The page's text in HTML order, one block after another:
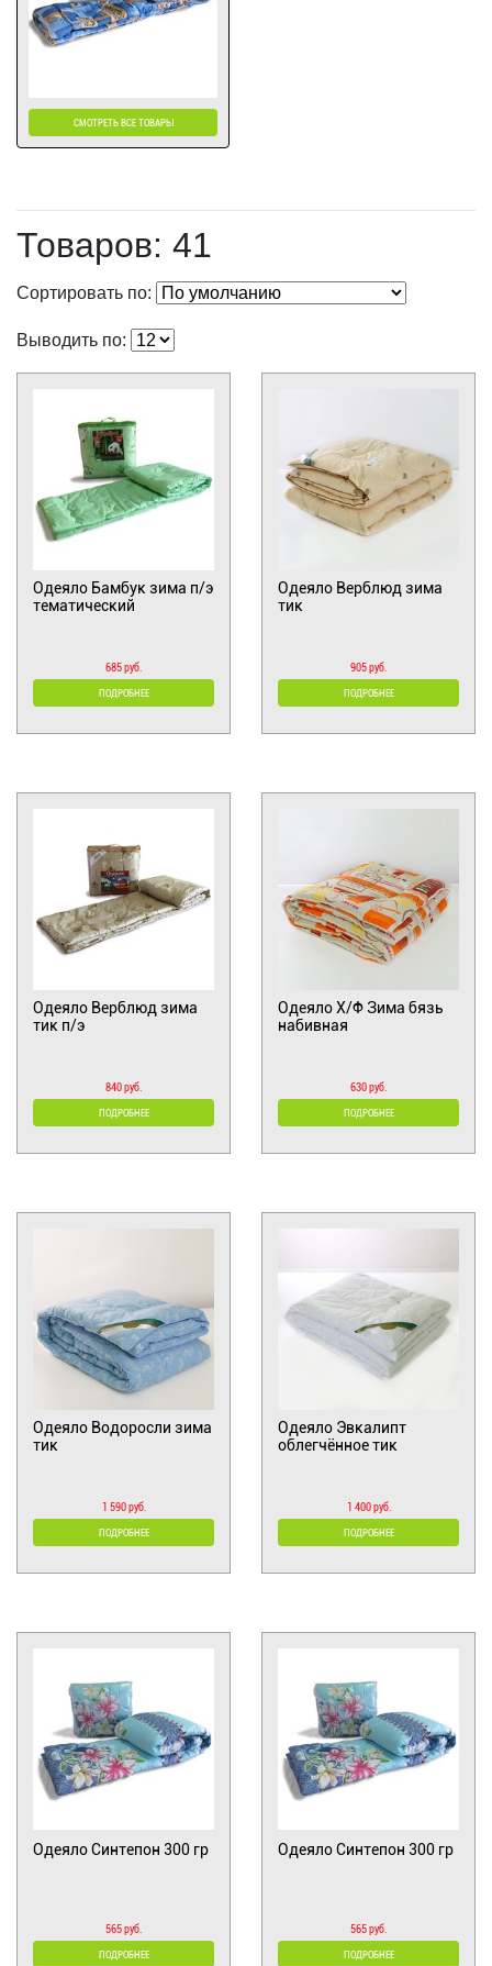
СМОТРЕТЬ ВСЕ ТОВАРЫ
Товаров: 41
Сортировать по:
Выводить по:
Одеяло Бамбук зима п/э
тематический
685 руб.
ПОДРОБНЕЕ
Одеяло Верблюд зима
тик
905 руб.
ПОДРОБНЕЕ
Одеяло Верблюд зима
тик п/э
840 руб.
ПОДРОБНЕЕ
Одеяло Х/Ф Зима бязь
набивная
630 руб.
ПОДРОБНЕЕ
Одеяло Водоросли зима
тик
1 590 руб.
ПОДРОБНЕЕ
Одеяло Эвкалипт
облегчённое тик
1 400 руб.
ПОДРОБНЕЕ
Одеяло Синтепон 300 гр
565 руб.
ПОДРОБНЕЕ
Одеяло Синтепон 300 гр
565 руб.
ПОДРОБНЕЕ